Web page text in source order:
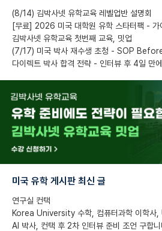
(8/14) 김박사넷 유학교육 레벨업반 설명회
김박사넷 유학교육 첫번째 교육, 밋업
(7/17) 미국 박사 재수생 초청 - SOP
다이렉트 박사 합격 전략 - 인터뷰 후 4일 만
미국 유학 게시판 최신 글
연구실 컨택
AI 박사, 컨택 후 2차 인터뷰 준비 조언 구합